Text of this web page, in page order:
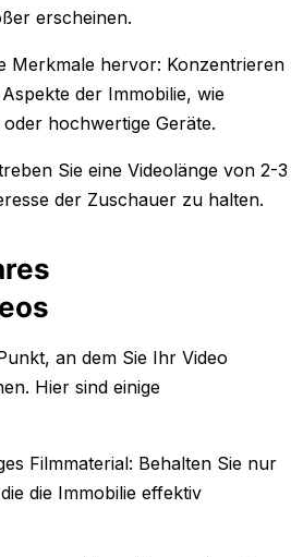
erscheinen.
Merkmale hervor: Konzentrieren
der Immobilie, wie
hochwertige Geräte.
Sie eine Videolänge von 2-3
der Zuschauer zu halten.
an dem Sie Ihr Video
Hier sind einige
Filmmaterial: Behalten Sie nur
die Immobilie effektiv